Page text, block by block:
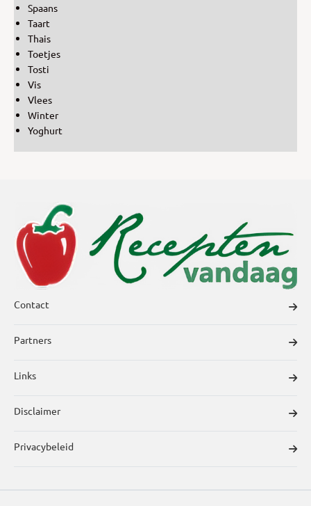
Spaans
Taart
Thais
Toetjes
Tosti
Vis
Vlees
Winter
Yoghurt
Contact
Partners
Links
Disclaimer
Privacybeleid